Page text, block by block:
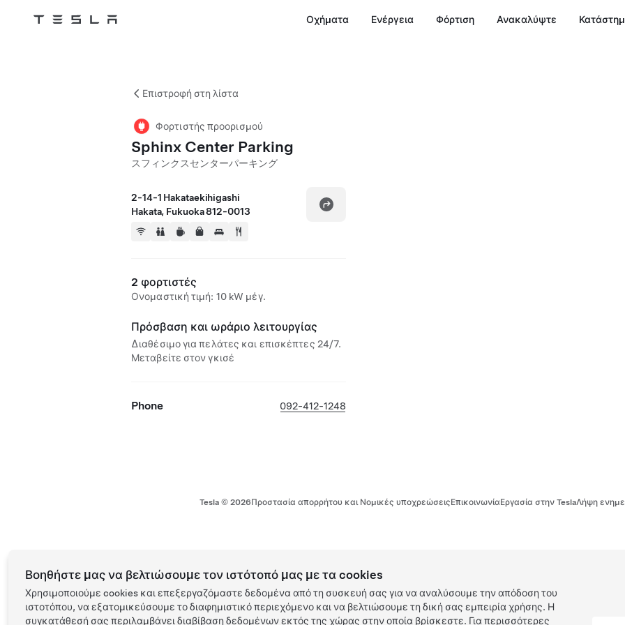
Tesla Οχήματα Ενέργεια Φόρτιση Ανακαλύψτε
Επιστροφή στη λίστα
Φορτιστής προορισμού
Sphinx Center Parking
スフィンクスセンターパーキング
2-14-1 Hakataekihigashi
Hakata, Fukuoka 812-0013
2 φορτιστές
Ονομαστική τιμή: 10 kW μέγ.
Πρόσβαση και ωράριο λειτουργίας
Διαθέσιμο για πελάτες και επισκέπτες 24/7.
Μεταβείτε στον γκισέ
Phone 092-412-1248
Tesla © 2026Προστασία απορρήτου και Νομικές υποχρεώσειςΕπικοινωνίαΕργασία στην TeslaΛήψη
Βοηθήστε μας να βελτιώσουμε τον ιστότοπό μας με τα cookies
Χρησιμοποιούμε cookies και επεξεργαζόμαστε δεδομένα από τη συσκευή σας για να αναλύσουμε την απόδοση του
ιστοτόπου, να εξατομικεύσουμε το διαφημιστικό περιεχόμενο και να βελτιώσουμε τη δική σας εμπειρία χρήσης. Η
συγκατάθεσή σας περιλαμβάνει διαβίβαση δεδομένων εκτός της χώρας στην οποία βρίσκεστε. Για περισσότερες